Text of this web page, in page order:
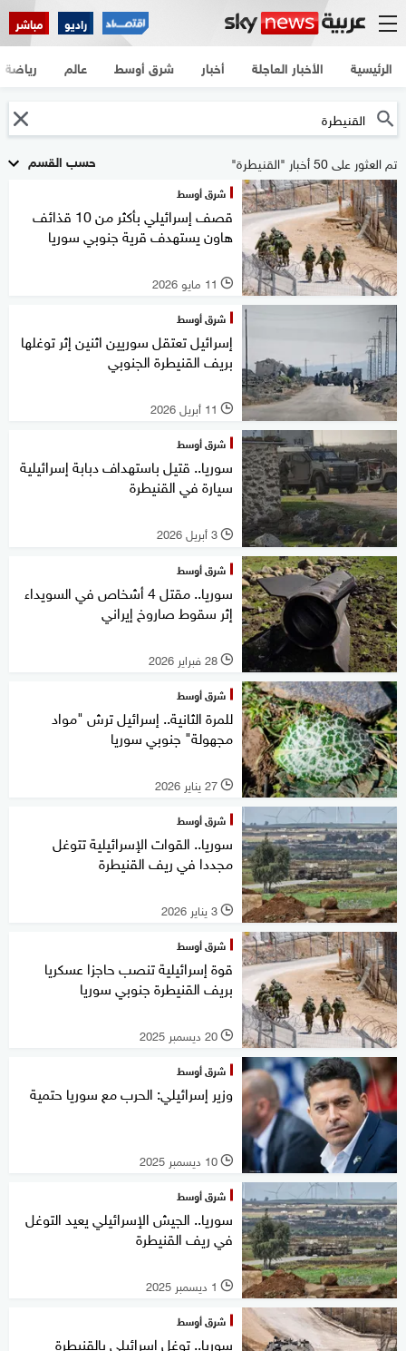
راديو مباشر
الرئيسية الأخبار العاجلة أخبار شرق أوسط عالم رياضة
حسب القسم تم العثور على 50 أخبار "القنيطرة"
شرق أوسط
قصف إسرائيلي بأكثر من 10 قذائف
هاون يستهدف قرية جنوبي سوريا
l 11 مايو 2026
شرق أوسط
إسرائيل تعتقل سوريين اثنين إثر توغلها
بريف القنيطرة الجنوبي
l 11 أبريل 2026
شرق أوسط
سوريا.. قتيل باستهداف دبابة إسرائيلية
سيارة في القنيطرة
l 3 أبريل 2026
شرق أوسط
سوريا.. مقتل 4 أشخاص في السويداء
إثر سقوط صاروخ إيراني
l 28 فبراير 2026
شرق أوسط
للمرة الثانية.. إسرائيل ترش "مواد
مجهولة" جنوبي سوريا
l 27 يناير 2026
شرق أوسط
سوريا.. القوات الإسرائيلية تتوغل
مجددا في ريف القنيطرة
l 3 يناير 2026
شرق أوسط
قوة إسرائيلية تنصب حاجزا عسكريا
بريف القنيطرة جنوبي سوريا
l 20 ديسمبر 2025
شرق أوسط
وزير إسرائيلي: الحرب مع سوريا حتمية
l 10 ديسمبر 2025
شرق أوسط
سوريا.. الجيش الإسرائيلي يعيد التوغل
في ريف القنيطرة
l 1 ديسمبر 2025
شرق أوسط
سوريا.. توغل إسرائيلي بالقنيطرة